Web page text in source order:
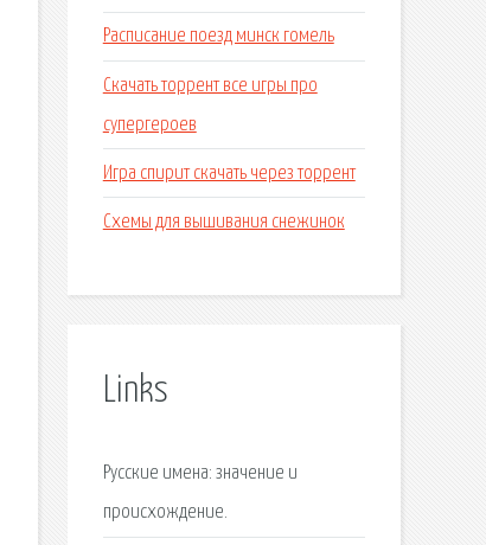
Расписание поезд минск гомель
Скачать торрент все игры про
супергероев
Игра спирит скачать через торрент
Схемы для вышивания снежинок
Links
Русские имена: значение и
происхождение.